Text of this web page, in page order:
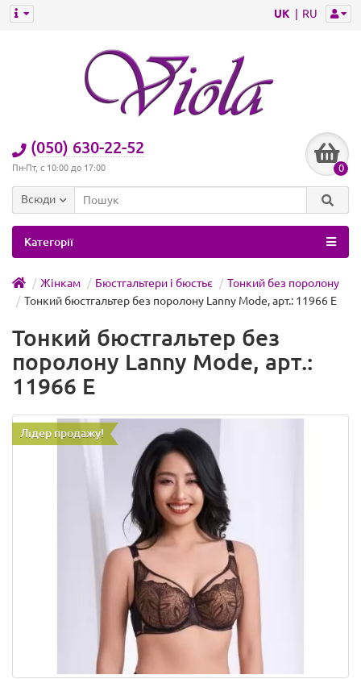
UK RU
(050) 630-22-52
Пн-Пт, с 10:00 до 17:00 0
Всюди
Категорії
Жінкам Бюстгальтери і бюстьє
Тонкий без поролону
Тонкий бюстгальтер без поролону Lanny Mode, арт.: 11966 E
Тонкий бюстгальтер без
поролону Lanny Mode, арт.:
11966 E
Лідер продажу!